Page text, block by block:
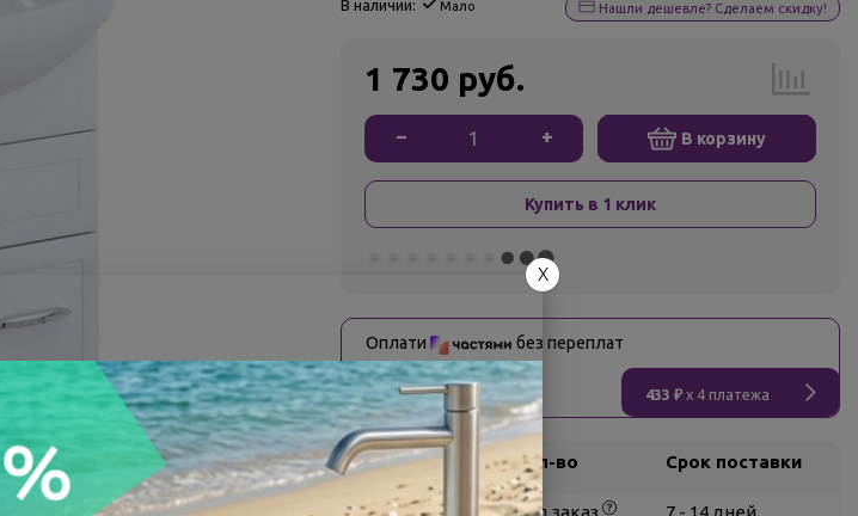
В наличии: Мало Нашли дешевле? Сделаем скидку!
1 730 руб.
− + В корзину
Купить в 1 клик
Оплати без переплат
433 ₽x 4 платежа
Склад Кол-во Срок поставки
X